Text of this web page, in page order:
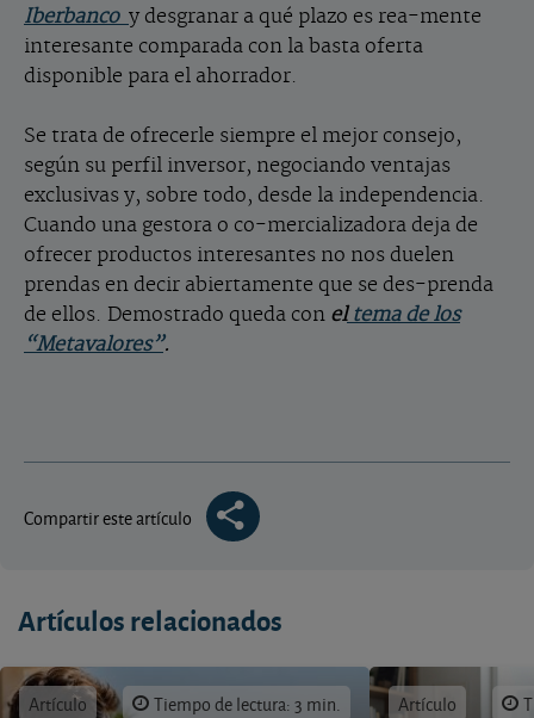
Iberbanco y desgranar a qué plazo es rea-mente
interesante comparada con la basta oferta
disponible para el ahorrador.
Se trata de ofrecerle siempre el mejor consejo,
según su perfil inversor, negociando ventajas
exclusivas y, sobre todo, desde la independencia.
Cuando una gestora o co-mercializadora deja de
ofrecer productos interesantes no nos duelen
prendas en decir abiertamente que se des-prenda
de ellos. Demostrado queda con eltema de los
“Metavalores”.
Compartir este artículo
Artículos relacionados
Artículo Tiempo de lectura: 3 min. Artículo